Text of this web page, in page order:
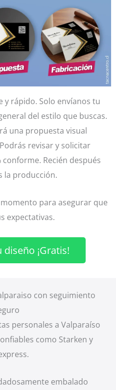
y rápido. Solo envíanos tu
del estilo que buscas.
una propuesta visual
revisar y solicitar
Recién después
la producción.
para asegurar que
expectativas.
diseño ¡Gratis!
con seguimiento
personales a Valparaíso
como Starken y
embalado